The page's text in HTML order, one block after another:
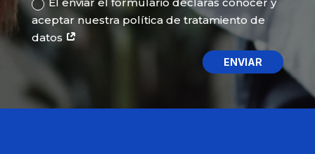
datos
ENVIAR